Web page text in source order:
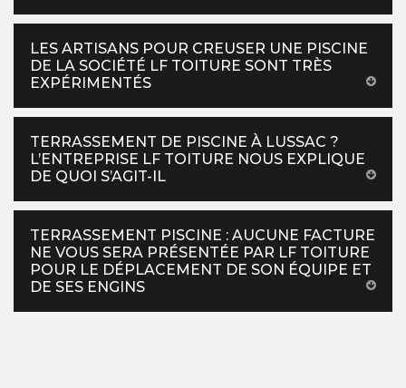
LES ARTISANS POUR CREUSER UNE PISCINE
DE LA SOCIÉTÉ LF TOITURE SONT TRÈS
EXPÉRIMENTÉS
TERRASSEMENT DE PISCINE À LUSSAC ?
L’ENTREPRISE LF TOITURE NOUS EXPLIQUE
DE QUOI S’AGIT-IL
TERRASSEMENT PISCINE : AUCUNE FACTURE
NE VOUS SERA PRÉSENTÉE PAR LF TOITURE
POUR LE DÉPLACEMENT DE SON ÉQUIPE ET
DE SES ENGINS